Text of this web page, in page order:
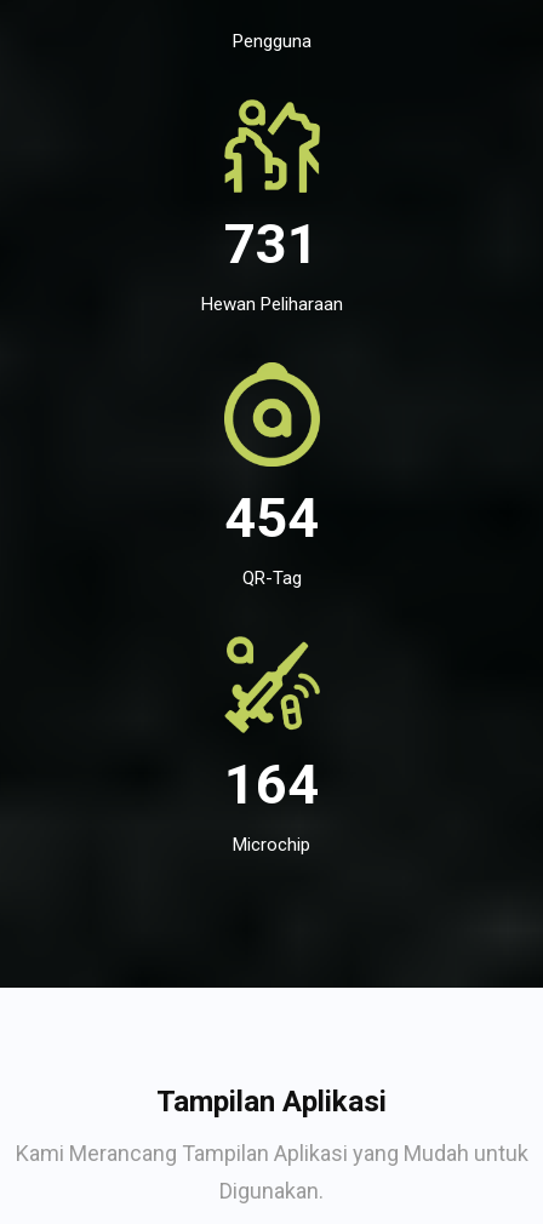
Pengguna
731
Hewan Peliharaan
454
QR-Tag
164
Microchip
Tampilan Aplikasi
Kami Merancang Tampilan Aplikasi yang Mudah untuk
Digunakan.